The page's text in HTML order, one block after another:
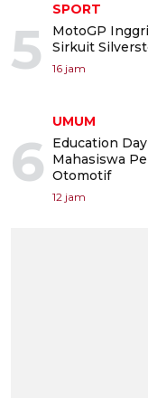
5
SPORT
MotoGP
Sirkuit
16 jam
6
UMUM
Education
Mahasiswa
Otomotif
12 jam